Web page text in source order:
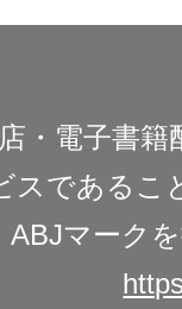
・電子書
スであるこ
ABJマーク